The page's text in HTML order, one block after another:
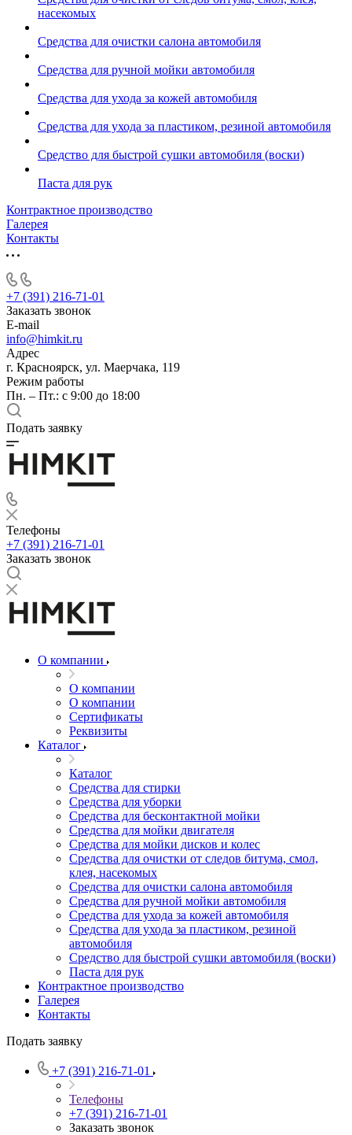
насекомых
Средства для очистки салона автомобиля
Средства для ручной мойки автомобиля
Средства для ухода за кожей автомобиля
Средства для ухода за пластиком, резиной автомобиля
Средство для быстрой сушки автомобиля (воски)
Паста для рук
Контрактное производство
Галерея
Контакты
+7 (391) 216-71-01
Заказать звонок
E-mail
info@himkit.ru
Адрес
г. Красноярск, ул. Маерчака, 119
Режим работы
Пн. – Пт.: с 9:00 до 18:00
Подать заявку
Телефоны
+7 (391) 216-71-01
Заказать звонок
О компании
О компании
О компании
Сертификаты
Реквизиты
Каталог
Каталог
Средства для стирки
Средства для уборки
Средства для бесконтактной мойки
Средства для мойки двигателя
Средства для мойки дисков и колес
Средства для очистки от следов битума, смол,
клея, насекомых
Средства для очистки салона автомобиля
Средства для ручной мойки автомобиля
Средства для ухода за кожей автомобиля
Средства для ухода за пластиком, резиной
автомобиля
Средство для быстрой сушки автомобиля (воски)
Паста для рук
Контрактное производство
Галерея
Контакты
Подать заявку
+7 (391) 216-71-01
Телефоны
+7 (391) 216-71-01
Заказать звонок